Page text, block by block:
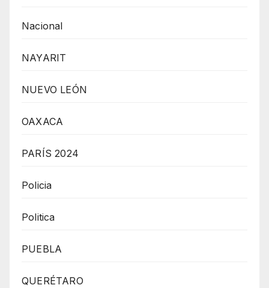
Nacional
NAYARIT
NUEVO LEÓN
OAXACA
PARÍS 2024
Policia
Politica
PUEBLA
QUERÉTARO